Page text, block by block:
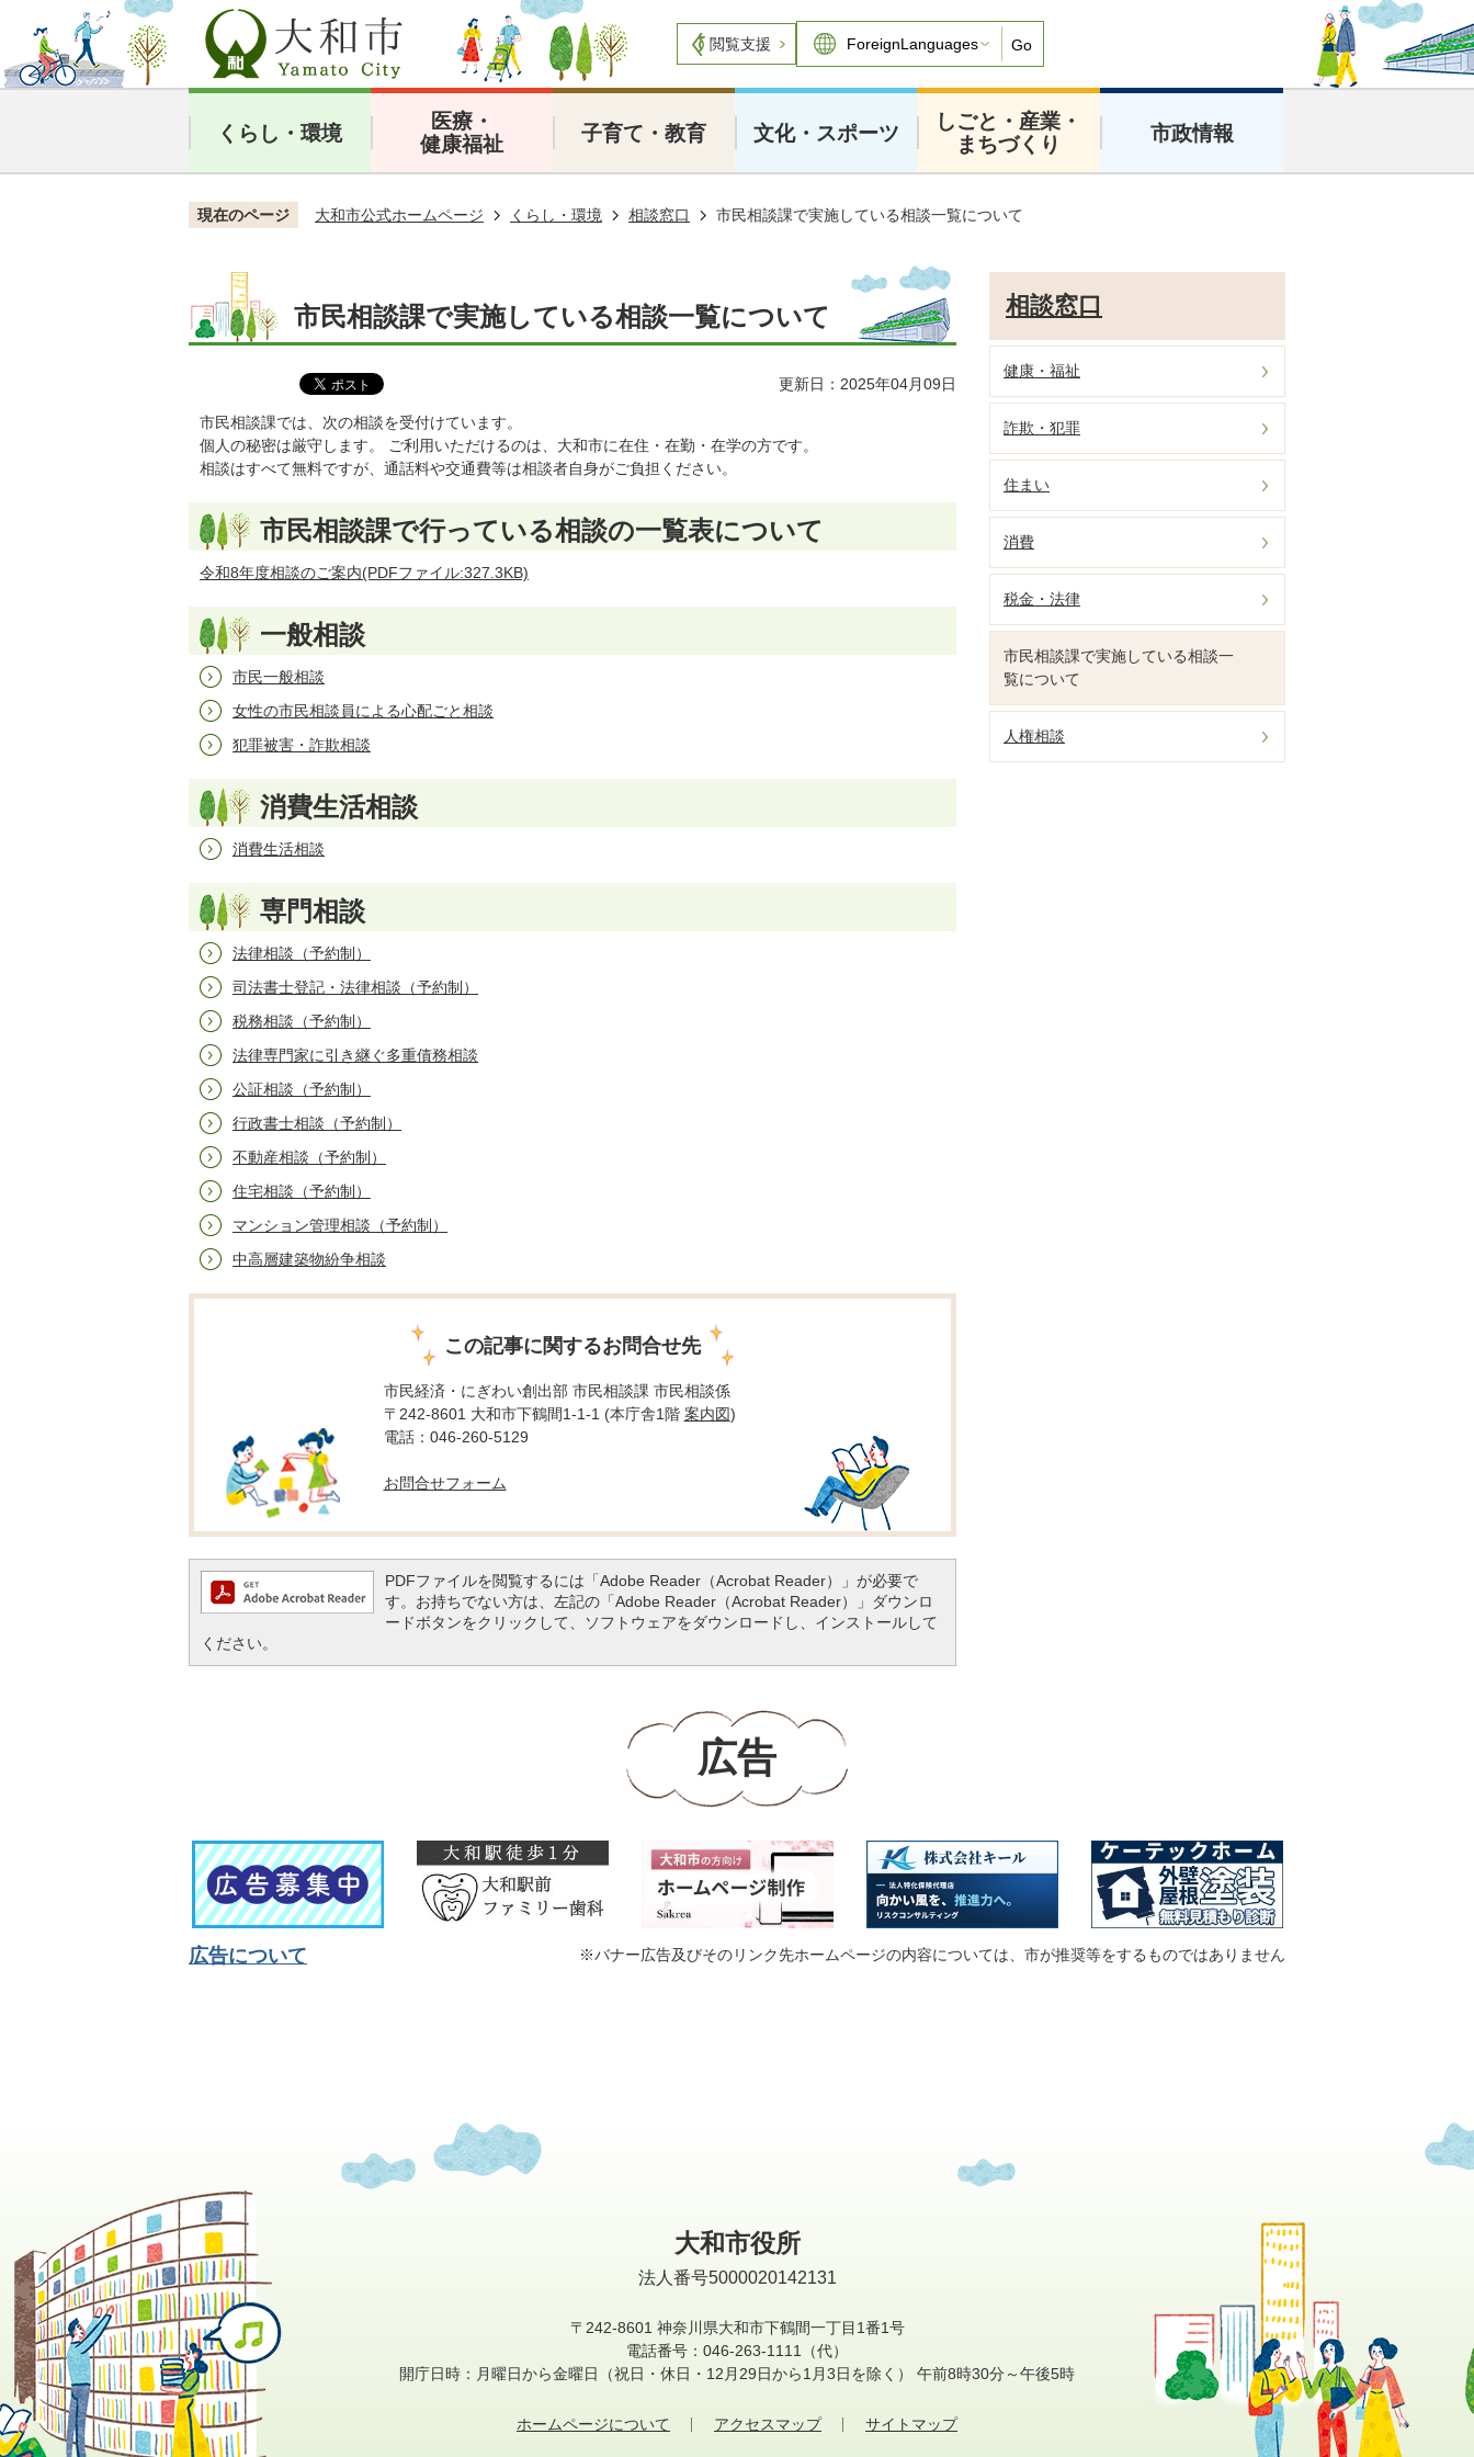
閲覧支援 Go
くらし・環境
医療・
健康福祉
子育て・教育 文化・スポーツ
しごと・産業・
まちづくり
市政情報
現在のページ 大和市公式ホームページ くらし・環境 相談窓口 市民相談課で実施している相談一覧について
市民相談課で実施している相談一覧について
更新日：2025年04月09日
市民相談課では、次の相談を受付けています。
個人の秘密は厳守します。 ご利用いただけるのは、大和市に在住・在勤・在学の方です。
相談はすべて無料ですが、通話料や交通費等は相談者自身がご負担ください。
市民相談課で行っている相談の一覧表について
令和8年度相談のご案内(PDFファイル:327.3KB)
一般相談
市民一般相談
女性の市民相談員による心配ごと相談
犯罪被害・詐欺相談
消費生活相談
消費生活相談
専門相談
法律相談（予約制）
司法書士登記・法律相談（予約制）
税務相談（予約制）
法律専門家に引き継ぐ多重債務相談
公証相談（予約制）
行政書士相談（予約制）
不動産相談（予約制）
住宅相談（予約制）
マンション管理相談（予約制）
中高層建築物紛争相談
この記事に関するお問合せ先
市民経済・にぎわい創出部 市民相談課 市民相談係
〒242-8601 大和市下鶴間1-1-1 (本庁舎1階 案内図)
電話：046-260-5129
お問合せフォーム
PDFファイルを閲覧するには「Adobe Reader（Acrobat Reader）」が必要で
す。お持ちでない方は、左記の「Adobe Reader（Acrobat Reader）」ダウンロ
ードボタンをクリックして、ソフトウェアをダウンロードし、インストールして
ください。
相談窓口
健康・福祉
詐欺・犯罪
住まい
消費
税金・法律
市民相談課で実施している相談一
覧について
人権相談
広告
広告について ※バナー広告及びそのリンク先ホームページの内容については、市が推奨等をするものではありません
大和市役所
法人番号5000020142131
〒242-8601 神奈川県大和市下鶴間一丁目1番1号
電話番号：046-263-1111（代）
開庁日時：月曜日から金曜日
（祝日・休日・12月29日から1月3日を除く） 午前8時30分～午後5時
ホームページについて アクセスマップ サイトマップ